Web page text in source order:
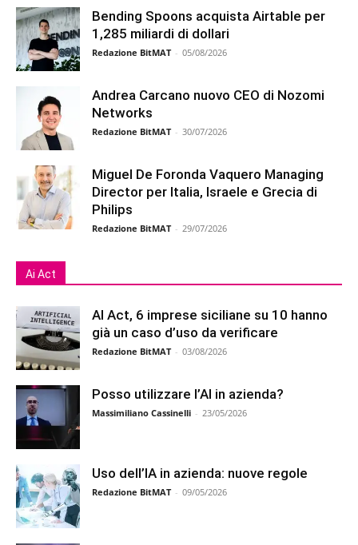
Bending Spoons acquista Airtable per
1,285 miliardi di dollari
Redazione BitMAT - 05/08/2026
Andrea Carcano nuovo CEO di Nozomi
Networks
Redazione BitMAT - 30/07/2026
Miguel De Foronda Vaquero Managing
Director per Italia, Israele e Grecia di
Philips
Redazione BitMAT - 29/07/2026
Ai Act
AI Act, 6 imprese siciliane su 10 hanno
già un caso d’uso da verificare
Redazione BitMAT - 03/08/2026
Posso utilizzare l’AI in azienda?
Massimiliano Cassinelli - 23/05/2026
Uso dell’IA in azienda: nuove regole
Redazione BitMAT - 09/05/2026